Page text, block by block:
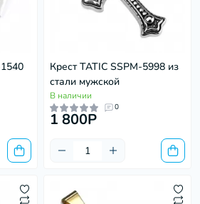
Крест TATIC SSPM-5998 из
стали мужской
В наличии
0
1 800P